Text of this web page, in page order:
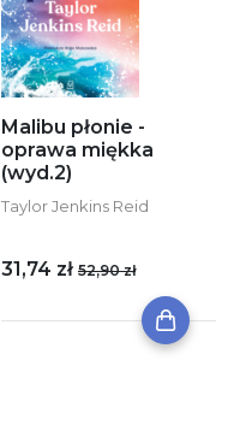
Malibu płonie -
oprawa miękka
(wyd.2)
Taylor Jenkins Reid
31,74 zł 52,90 zł